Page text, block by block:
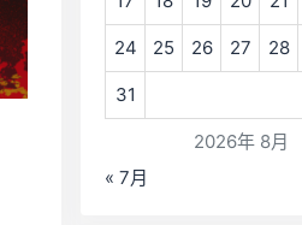
2026年 8月
24 25 26 27 28
31
« 7月